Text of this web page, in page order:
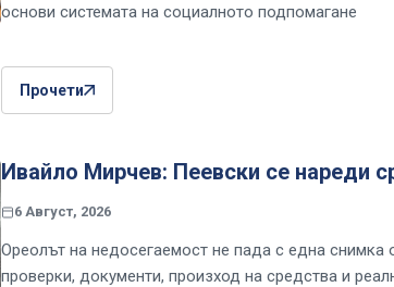
основи системата на социалното подпомагане
Прочети
Ивайло Мирчев: Пеевски се нареди
6 Август, 2026
Ореолът на недосегаемост не пада с една снимка
проверки, документи, произход на средства и